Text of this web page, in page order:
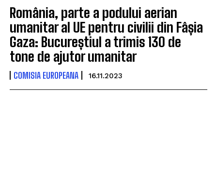
România, parte a podului aerian
umanitar al UE pentru civilii din Fâșia
Gaza: Bucureștiul a trimis 130 de
tone de ajutor umanitar
COMISIA EUROPEANA 16.11.2023